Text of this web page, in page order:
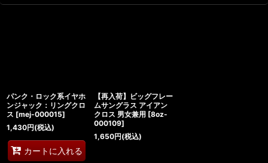
パンク・ロック系イヤホ
ンジャック：リングクロ
ス [mej-000015]
1,430円(税込)
カートに入れる
【再入荷】ビッグフレー
ムサングラス アイアン
クロス 男女兼用 [8oz-
000109]
1,650円(税込)